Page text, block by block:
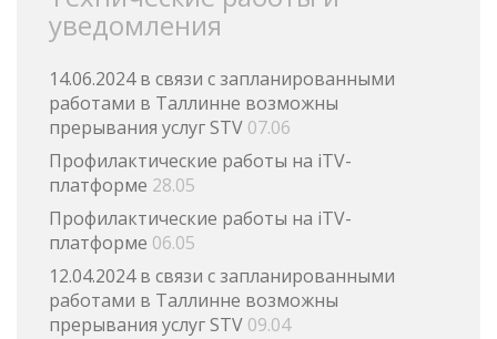
уведомления
14.06.2024 в связи с запланированными
работами в Таллинне возможны
прерывания услуг STV 07.06
Профилактические работы на iTV-
платформе 28.05
Профилактические работы на iTV-
платформе 06.05
12.04.2024 в связи с запланированными
работами в Таллинне возможны
прерывания услуг STV 09.04